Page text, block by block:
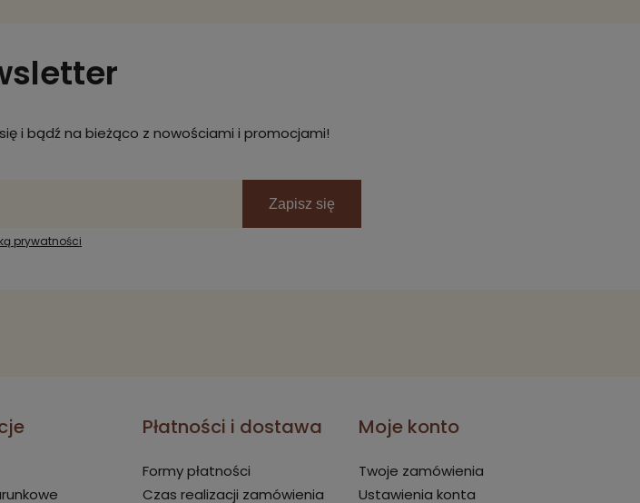
i bądź na bieżąco z nowościami i promocjami!
Zapisz się
prywatności
Płatności i dostawa
Formy płatności
Czas realizacji zamówienia
Moje konto
Twoje zamówienia
Ustawienia konta